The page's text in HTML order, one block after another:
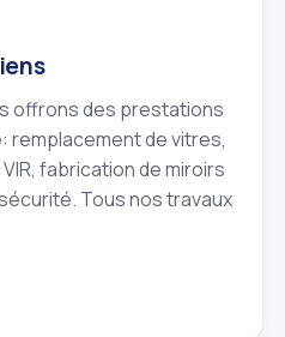
offrons des prestations
remplacement de vitres,
fabrication de miroirs
Tous nos travaux